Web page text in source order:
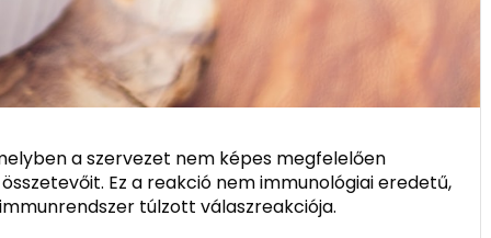
a szervezet nem képes megfelelően
Ez a reakció nem immunológiai eredetű,
túlzott válaszreakciója.